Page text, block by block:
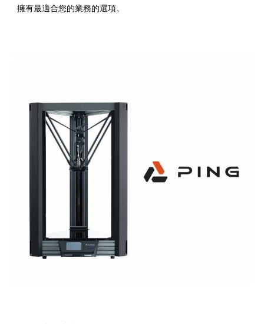
擁有最適合您的業務的選項。